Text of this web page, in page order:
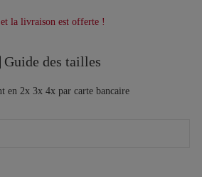
et la livraison est offerte !
Guide des tailles